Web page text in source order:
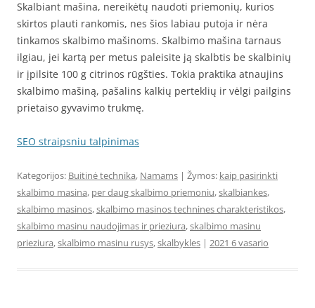
Skalbiant mašina, nereikėtų naudoti priemonių, kurios
skirtos plauti rankomis, nes šios labiau putoja ir nėra
tinkamos skalbimo mašinoms. Skalbimo mašina tarnaus
ilgiau, jei kartą per metus paleisite ją skalbtis be skalbinių
ir įpilsite 100 g citrinos rūgšties. Tokia praktika atnaujins
skalbimo mašiną, pašalins kalkių perteklių ir vėlgi pailgins
prietaiso gyvavimo trukmę.
SEO straipsniu talpinimas
Kategorijos: Buitinė technika, Namams | Žymos: kaip pasirinkti
skalbimo masina, per daug skalbimo priemoniu,skalbiankes,
skalbimo masinos,skalbimo masinos technines charakteristikos,
skalbimo masinu naudojimas ir prieziura,skalbimo masinu
prieziura,skalbimo masinu rusys,skalbykles | 2021 6 vasario